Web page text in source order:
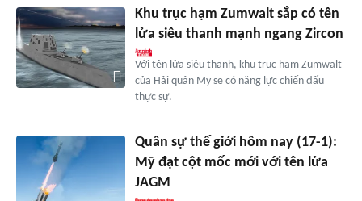
Khu trục hạm Zumwalt sắp có tên
lửa siêu thanh mạnh ngang Zircon
Với tên lửa siêu thanh, khu trục hạm Zumwalt
của Hải quân Mỹ sẽ có năng lực chiến đấu
thực sự.
Quân sự thế giới hôm nay (17-1):
Mỹ đạt cột mốc mới với tên lửa
JAGM